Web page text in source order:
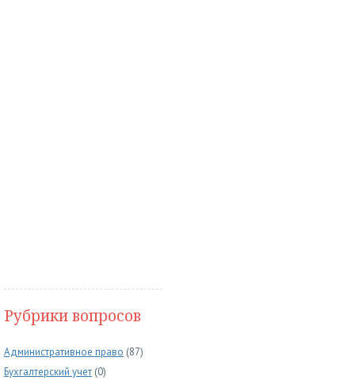
Рубрики вопросов
Административное право (87)
Бухгалтерский учет (0)